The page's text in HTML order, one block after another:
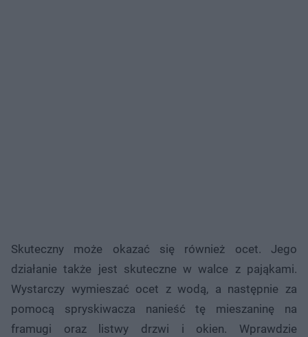
Skuteczny może okazać się również ocet. Jego
działanie także jest skuteczne w walce z pająkami.
Wystarczy wymieszać ocet z wodą, a następnie za
pomocą spryskiwacza nanieść tę mieszaninę na
framugi oraz listwy drzwi i okien. Wprawdzie